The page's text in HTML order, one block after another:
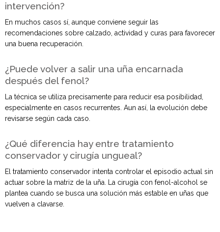
intervención?
En muchos casos sí, aunque conviene seguir las
recomendaciones sobre calzado, actividad y curas para favorecer
una buena recuperación.
¿Puede volver a salir una uña encarnada
después del fenol?
La técnica se utiliza precisamente para reducir esa posibilidad,
especialmente en casos recurrentes. Aun así, la evolución debe
revisarse según cada caso.
¿Qué diferencia hay entre tratamiento
conservador y cirugía ungueal?
El tratamiento conservador intenta controlar el episodio actual sin
actuar sobre la matriz de la uña. La cirugía con fenol-alcohol se
plantea cuando se busca una solución más estable en uñas que
vuelven a clavarse.